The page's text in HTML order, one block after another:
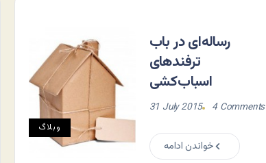
وبلاگ
رساله‌ای در باب
ترفندهای
اسباب‌کشی
31 July 2015 4 Comments
خواندن ادامه